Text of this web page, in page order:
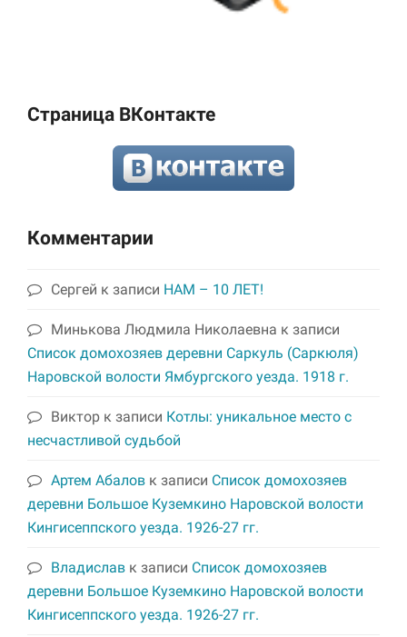
Страница ВКонтакте
Комментарии
Сергей к записи НАМ – 10 ЛЕТ!
Минькова Людмила Николаевна к записи
Список домохозяев деревни Саркуль (Саркюля)
Наровской волости Ямбургского уезда. 1918 г.
Виктор к записи Котлы: уникальное место с
несчастливой судьбой
Артем Абалов к записи Список домохозяев
деревни Большое Куземкино Наровской волости
Кингисеппского уезда. 1926-27 гг.
Владислав к записи Список домохозяев
деревни Большое Куземкино Наровской волости
Кингисеппского уезда. 1926-27 гг.